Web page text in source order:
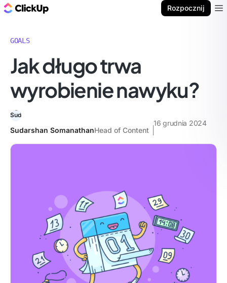
Rozpocznij
GOALS
Jak długo trwa
wyrobienie nawyku?
Sudarshan SomanathanHead of Content
16 grudnia 2024